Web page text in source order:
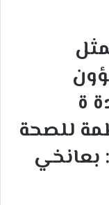
ة
للصحة
بعانخي